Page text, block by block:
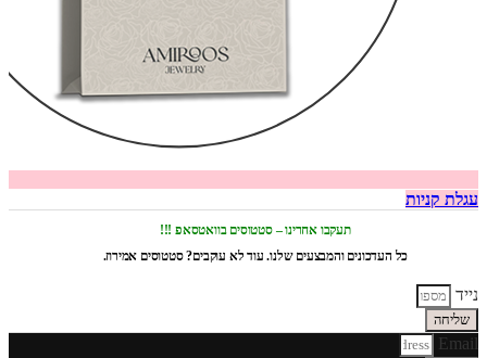
עגלת קניות
תעקבו אחרינו – סטטוסים בוואטסאפ !!!
כל העדכונים והמבצעים שלנו. עוד לא עוקבים? סטטוסים אמירוז.
נייד
שליחה
Email